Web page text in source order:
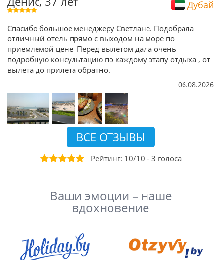
Дубай
Спасибо большое менеджеру Светлане. Подобрала
отличный отель прямо с выходом на море по
приемлемой цене. Перед вылетом дала очень
подробную консультацию по каждому этапу отдыха , от
вылета до прилета обратно.
06.08.2026
ВСЕ ОТЗЫВЫ
Рейтинг: 10/10 - 3 голоса
Ваши эмоции – наше
вдохновение